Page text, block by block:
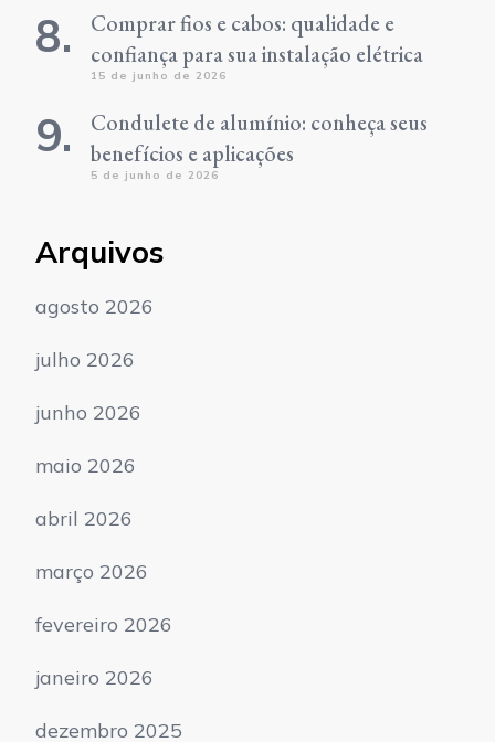
Comprar fios e cabos: qualidade e
confiança para sua instalação elétrica
15 de junho de 2026
Condulete de alumínio: conheça seus
benefícios e aplicações
5 de junho de 2026
Arquivos
agosto 2026
julho 2026
junho 2026
maio 2026
abril 2026
março 2026
fevereiro 2026
janeiro 2026
dezembro 2025